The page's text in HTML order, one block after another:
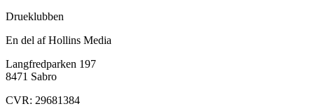
Drueklubben
En del af Hollins Media
Langfredparken 197
8471 Sabro
CVR: 29681384